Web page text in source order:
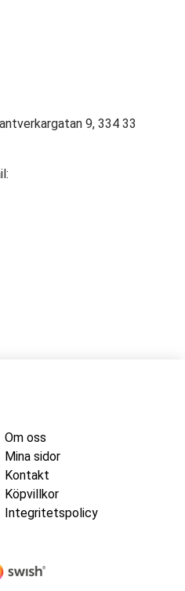
9, 334 33
Om oss
Mina sidor
Kontakt
Köpvillkor
Integritetspolicy